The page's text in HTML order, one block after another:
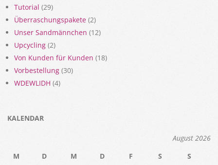
Tutorial (29)
Überraschungspakete (2)
Unser Sandmännchen (12)
Upcycling (2)
Von Kunden für Kunden (18)
Vorbestellung (30)
WDEWLIDH (4)
KALENDAR
August 2026
M
D M D F S
S